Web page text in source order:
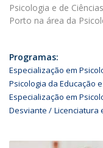
Psicologia e de
Porto na área da
Programas:
Especialização em
Psicologia da Educação
Especialização em
Desviante
Licenciatura